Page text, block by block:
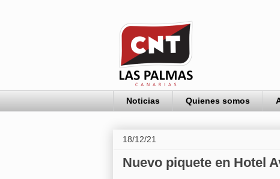
Noticias Quienes somos
18/12/21
Nuevo piquete en Hotel